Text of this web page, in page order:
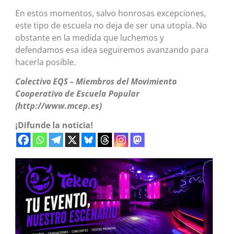
En estos momentos, salvo honrosas excepciones,
este tipo de escuela no deja de ser una utopía. No
obstante en la medida que luchemos y
defendamos esa idea seguiremos avanzando para
hacerla posible.
Colectivo EQS – Miembros del Movimiento
Cooperativo de Escuela Popular
(http://www.mcep.es)
¡Difunde la noticia!